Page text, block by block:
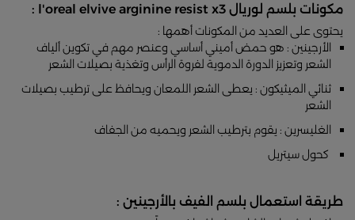
مكونات بلسم لوريال l'oreal elvive arginine resist x3 :
يحتوى على العديد من المكونات أهمها :
الأرجينين : هو حمض أميني أساسي وعنصر مهم في تكوين ألياف
الشعر وتعزيز الدورة الدموية لفروة الرأس وتغذية بصيلات الشعر
ثنائي الميثيكون : يعطى الشعر اللمعان ويحافظ على ترطيب بصيلات
الشعر
الغليسرين : يقوم بترطيب الشعر ويحميه من الجفاف
كحول سيتريل
طريقة استعمال بلسم الفيف بالأرجينين :